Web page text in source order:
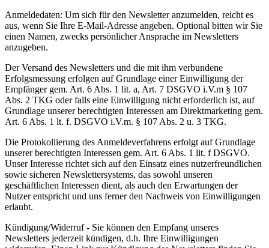
Anmeldedaten: Um sich für den Newsletter anzumelden, reicht es
aus, wenn Sie Ihre E-Mail-Adresse angeben. Optional bitten wir Sie
einen Namen, zwecks persönlicher Ansprache im Newsletters
anzugeben.
Der Versand des Newsletters und die mit ihm verbundene
Erfolgsmessung erfolgen auf Grundlage einer Einwilligung der
Empfänger gem. Art. 6 Abs. 1 lit. a, Art. 7 DSGVO i.V.m § 107
Abs. 2 TKG oder falls eine Einwilligung nicht erforderlich ist, auf
Grundlage unserer berechtigten Interessen am Direktmarketing gem.
Art. 6 Abs. 1 lt. f. DSGVO i.V.m. § 107 Abs. 2 u. 3 TKG.
Die Protokollierung des Anmeldeverfahrens erfolgt auf Grundlage
unserer berechtigten Interessen gem. Art. 6 Abs. 1 lit. f DSGVO.
Unser Interesse richtet sich auf den Einsatz eines nutzerfreundlichen
sowie sicheren Newslettersystems, das sowohl unseren
geschäftlichen Interessen dient, als auch den Erwartungen der
Nutzer entspricht und uns ferner den Nachweis von Einwilligungen
erlaubt.
Kündigung/Widerruf - Sie können den Empfang unseres
Newsletters jederzeit kündigen, d.h. Ihre Einwilligungen